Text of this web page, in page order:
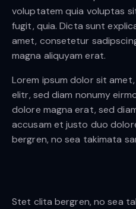
voluptatem quia voluptas
fugit, quia. Dicta sunt
amet, consetetur
magna aliquyam erat.
Lorem ipsum dolor sit
elitr, sed diam nonumy
dolore magna erat, sed
accusam et justo duo
bergren, no sea takimata
Stet clita bergren, no sea